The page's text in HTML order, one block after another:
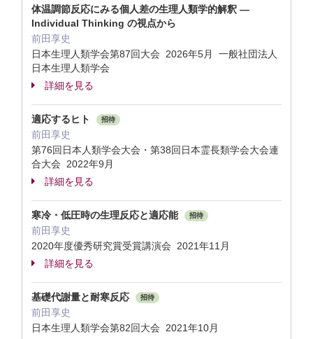
体温調節反応にみる個人差の生理人類学的解釈 ―
Individual Thinking の視点から
前田享史
日本生理人類学会第87回大会 2026年5月 一般社団法人
日本生理人類学会
詳細を見る
適応するヒト 招待
前田享史
第76回日本人類学会大会・第38回日本霊長類学会大会連
合大会 2022年9月
詳細を見る
寒冷・低圧時の生理反応と適応能 招待
前田享史
2020年度優秀研究賞受賞講演会 2021年11月
詳細を見る
基礎代謝量と耐寒反応 招待
前田享史
日本生理人類学会第82回大会 2021年10月